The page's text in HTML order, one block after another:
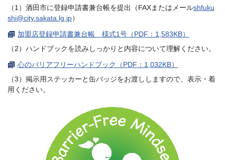
（1）酒田市に登録申請書兼台帳を提出（FAXまたはメールshfuku
shi@city.sakata.lg.jp）
加盟店登録申請書兼台帳 様式1号（PDF：1,583KB）
（2）ハンドブックを読みしっかりと内容について理解ください。
心のバリアフリーハンドブック（PDF：1,032KB）
（3）掲示用ステッカーと缶バッジをお渡ししますので、表示・着
用ください。